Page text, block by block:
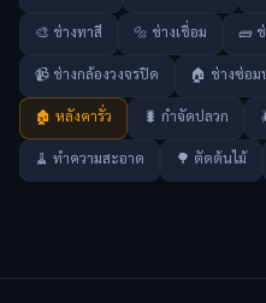
🎨 ช่างทาสี 🔩 ช่างเชื่อม 🧱
📹 ช่างกล้องวงจรปิด 🏠 ช่างซ่อม
🏚️ หลังคารั่ว 🐛 กำจัดปลวก
🧹 ทำความสะอาด 🌳 ตัดต้นไม้